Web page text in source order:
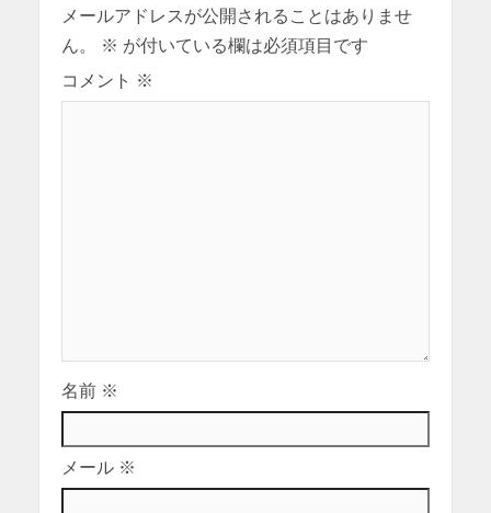
メールアドレスが公開されることはありませ
ん。
※ が付いている欄は必須項目です
コメント ※
名前 ※
メール ※